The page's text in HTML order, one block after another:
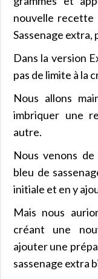
nouvelle recette
Sassenage
Dans la version
pas de limite à la
Nous allons
imbriquer une
autre.
Nous venons
bleu de
initiale et en y
Mais nous
créant une
ajouter une
sassenage extra